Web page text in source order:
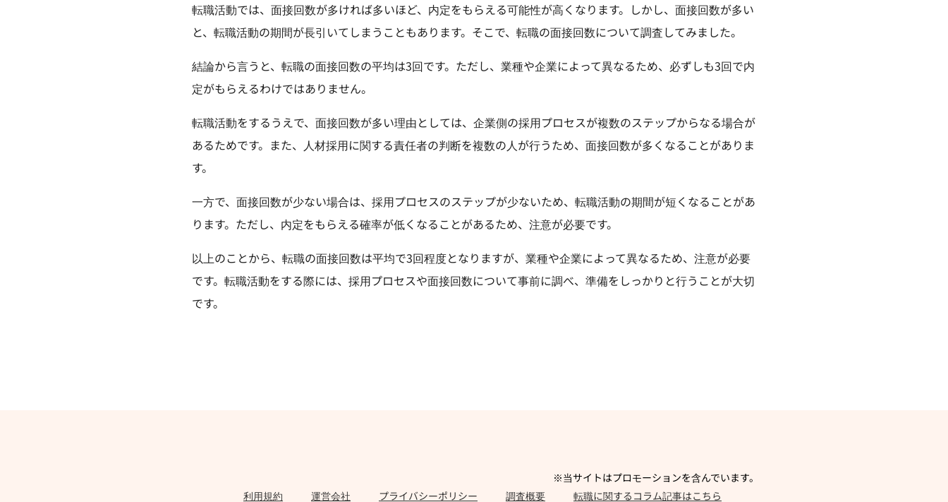
転職活動では、面接回数が多ければ多いほど、内定をもらえる可能性が高くなります。しかし、面接回数が多い
と、転職活動の期間が長引いてしまうこともあります。そこで、転職の面接回数について調査してみました。
結論から言うと、転職の面接回数の平均は3回です。ただし、業種や企業によって異なるため、必ずしも3回で内
定がもらえるわけではありません。
転職活動をするうえで、面接回数が多い理由としては、企業側の採用プロセスが複数のステップからなる場合が
あるためです。また、人材採用に関する責任者の判断を複数の人が行うため、面接回数が多くなることがありま
す。
一方で、面接回数が少ない場合は、採用プロセスのステップが少ないため、転職活動の期間が短くなることがあ
ります。ただし、内定をもらえる確率が低くなることがあるため、注意が必要です。
以上のことから、転職の面接回数は平均で3回程度となりますが、業種や企業によって異なるため、注意が必要
です。転職活動をする際には、採用プロセスや面接回数について事前に調べ、準備をしっかりと行うことが大切
です。
※当サイトはプロモーションを含んでいます。
利用規約
運営会社 プライバシーポリシー 調査概要 転職に関するコラム記事はこちら